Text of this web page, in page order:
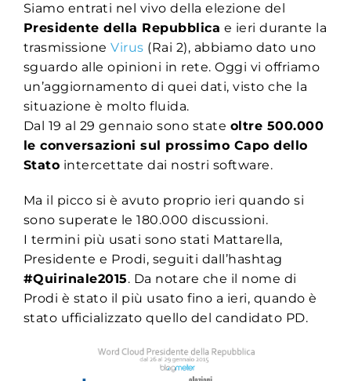
Siamo entrati nel vivo della elezione del
Presidente della Repubblica e ieri durante la
trasmissioneVirus (Rai 2), abbiamo dato uno
sguardo alle opinioni in rete. Oggi vi offriamo
un’aggiornamento di quei dati, visto che la
situazione è molto fluida.
Dal 19 al 29 gennaio sono state oltre 500.000
le conversazioni sul prossimo Capo dello
Stato intercettate dai nostri software.
Ma il picco si è avuto proprio ieri quando si
sono superate le 180.000 discussioni.
I termini più usati sono stati Mattarella,
Presidente e Prodi, seguiti dall’hashtag
#Quirinale2015. Da notare che il nome di
Prodi è stato il più usato fino a ieri, quando è
stato ufficializzato quello del candidato PD.